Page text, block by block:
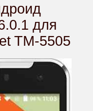
для
TM-5505